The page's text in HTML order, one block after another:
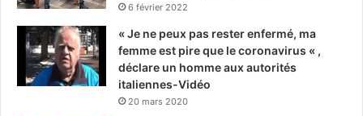
6 février 2022
« Je ne peux pas rester enfermé, ma
femme est pire que le coronavirus « ,
déclare un homme aux autorités
italiennes-Vidéo
20 mars 2020